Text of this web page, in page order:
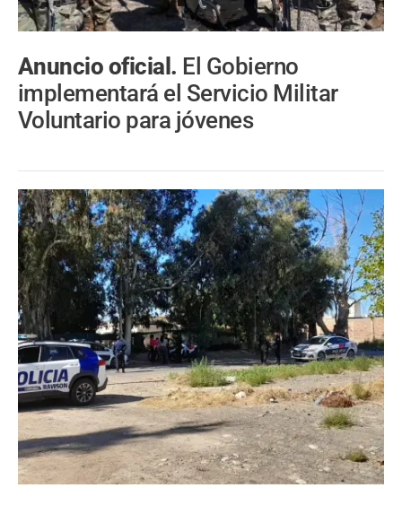
Anuncio oficial. El Gobierno
implementará el Servicio Militar
Voluntario para jóvenes